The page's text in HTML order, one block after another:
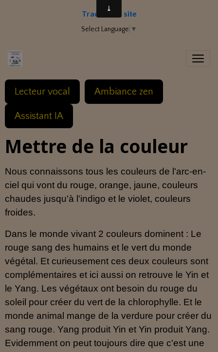
Traduire le site
Select Language ▼
Lecteur vocal Ambiance zen
Assistant IA
Mettre de la couleur
Nous connaissons tous les couleurs de l'arc-en-
ciel qui vont du rouge, orange, jaune, couleurs
chaudes jusqu'à l'indigo et le violet, couleurs
froides.
Dans le monde vivant 2 couleurs dominent : Le
rouge sang des humains et le vert du monde
végétal. Et curieusement ces deux couleurs sont
complémentaires et ici aussi on retrouve le Yin et
le Yang. Les végétaux ont besoin du rouge du
soleil pour créer du vert de la chlorophylle. Et le
monde animal mange de la verdure pour créer du
sang rouge. Yang produit Yin et Yin produit Yang.
Evidemment on peut toujours dire que c'est une